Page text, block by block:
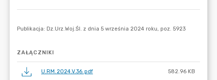
ZAŁĄCZNIKI
U.RM.2024.V.36.pdf 582.96 KB